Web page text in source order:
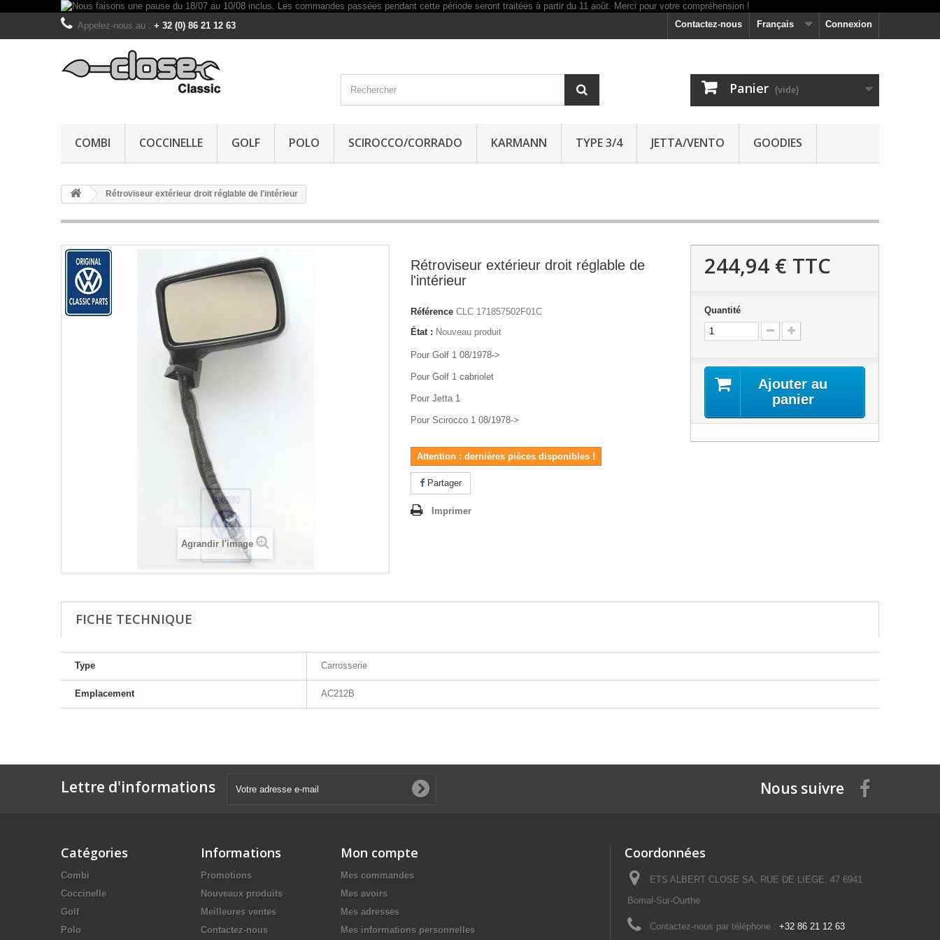
Connexion
Français
Contactez-nous
Appelez-nous au : + 32 (0) 86 21 12 63
Panier (vide)
COMBI COCCINELLE GOLF POLO SCIROCCO/CORRADO KARMANN TYPE 3/4 JETTA/VENTO GOODIES
Rétroviseur extérieur droit réglable de l'intérieur
Agrandir l'image
Rétroviseur extérieur droit réglable de
l'intérieur
Référence CLC 171857502F01C
État : Nouveau produit
Pour Golf 1 08/1978->
Pour Golf 1 cabriolet
Pour Jetta 1
Pour Scirocco 1 08/1978->
Attention : dernières pièces disponibles !
Partager
Imprimer
244,94 € TTC
Quantité
Ajouter au
panier
FICHE TECHNIQUE
Type Carrosserie
Emplacement AC212B
Lettre d'informations Nous suivre
Catégories
Combi
Coccinelle
Golf
Polo
Informations
Promotions
Nouveaux produits
Meilleures ventes
Contactez-nous
Mon compte
Mes commandes
Mes avoirs
Mes adresses
Mes informations personnelles
Coordonnées
ETS ALBERT CLOSE SA, RUE DE LIEGE, 47 6941
Bomal-Sur-Ourthe
Contactez-nous par téléphone : +32 86 21 12 63